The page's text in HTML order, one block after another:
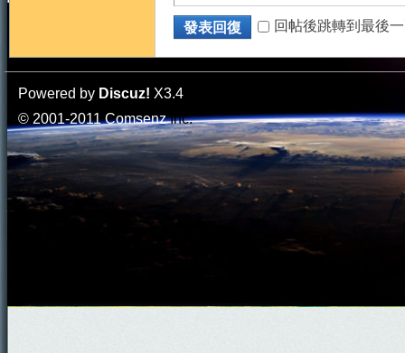
發表回復 回帖後跳轉到最後
Powered by Discuz! X3.4
© 2001-2011ComsenzInc.